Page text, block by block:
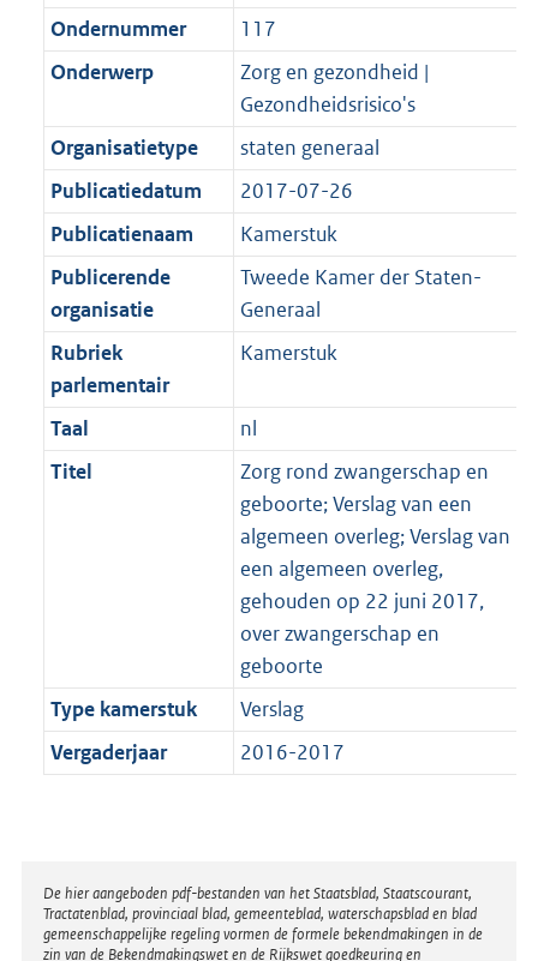
Ondernummer
117
Onderwerp
Zorg en gezondheid |
Gezondheidsrisico's
Organisatietype
staten generaal
Publicatiedatum
2017-07-26
Publicatienaam
Kamerstuk
Publicerende
organisatie
Tweede Kamer der Staten-
Generaal
Rubriek
parlementair
Kamerstuk
Taal
nl
Titel
Zorg rond zwangerschap en
geboorte; Verslag van een
algemeen overleg; Verslag van
een algemeen overleg,
gehouden op 22 juni 2017,
over zwangerschap en
geboorte
Type kamerstuk
Verslag
Vergaderjaar
2016-2017
Disclaimer
De hier aangeboden pdf-bestanden van het Staatsblad, Staatscourant,
Tractatenblad, provinciaal blad, gemeenteblad, waterschapsblad en blad
gemeenschappelijke regeling vormen de formele bekendmakingen in de
zin van de Bekendmakingswet en de Rijkswet goedkeuring en